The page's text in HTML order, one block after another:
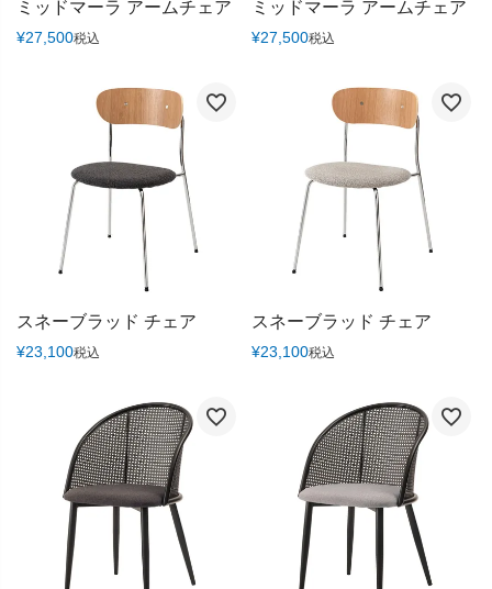
ミッドマーラ アームチェア
¥27,500税込
ミッドマーラ アームチェア
¥27,500税込
スネーブラッド チェア
¥23,100税込
スネーブラッド チェア
¥23,100税込